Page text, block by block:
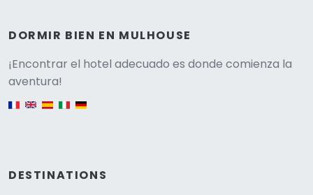
DORMIR BIEN EN MULHOUSE
¡Encontrar el hotel adecuado es donde comienza la
aventura!
DESTINATIONS